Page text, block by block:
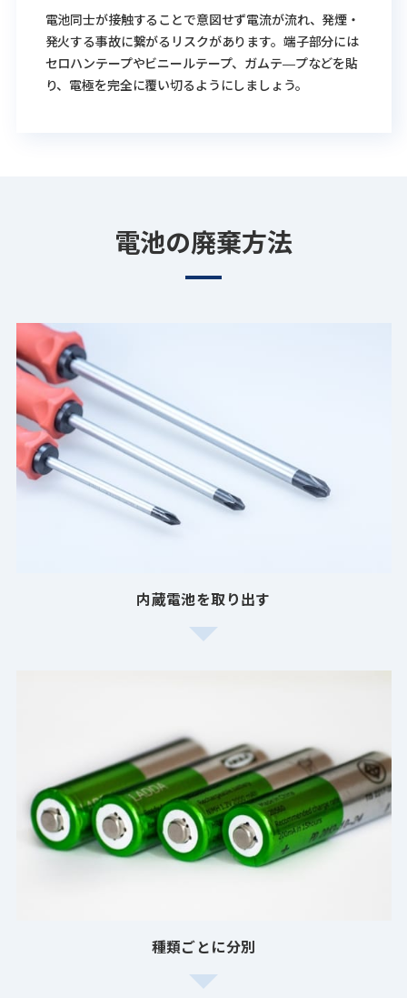
電池同士が接触することで意図せず電流が流れ、発煙・
発火する事故に繋がるリスクがあります。端子部分には
セロハンテープやビニールテープ、ガムテ―プなどを貼
り、電極を完全に覆い切るようにしましょう。
電池の廃棄方法
内蔵電池を取り出す
種類ごとに分別